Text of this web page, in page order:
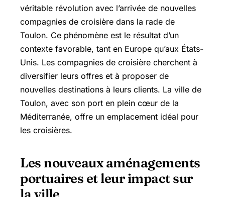
véritable révolution avec l’arrivée de nouvelles
compagnies de croisière dans la rade de
Toulon. Ce phénomène est le résultat d’un
contexte favorable, tant en Europe qu’aux États-
Unis. Les compagnies de croisière cherchent à
diversifier leurs offres et à proposer de
nouvelles destinations à leurs clients. La ville de
Toulon, avec son port en plein cœur de la
Méditerranée, offre un emplacement idéal pour
les croisières.
Les nouveaux aménagements
portuaires et leur impact sur